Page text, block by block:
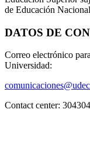
de Educación
DATOS DE
Correo electrónico
Universidad:
Contact center: